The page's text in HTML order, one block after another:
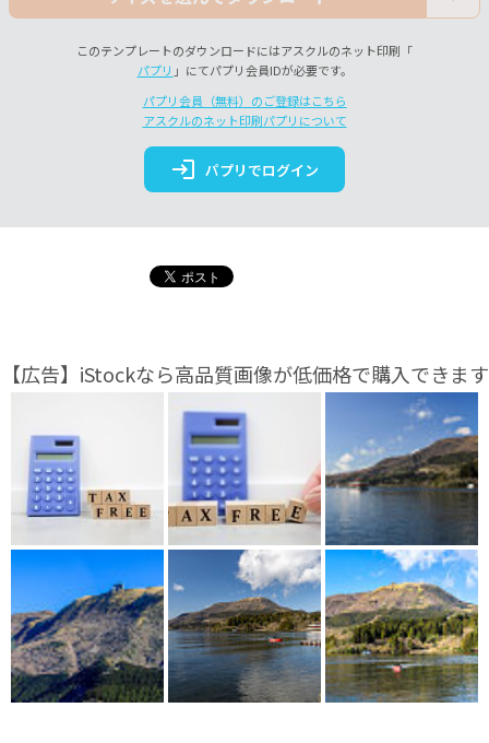
このテンプレートのダウンロードにはアスクルのネット印刷「
パプリ 」にてパプリ会員IDが必要です。
パプリ会員（無料）のご登録はこちら
アスクルのネット印刷パプリについて
login パプリでログイン
【広告】iStockなら高品質画像が低価格で購入できます